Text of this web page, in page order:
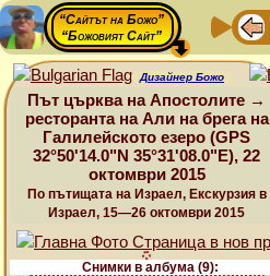
“Сайтът на Божо”
“Божовият Сайт”
Дизайнер Божо
Път църква на Апостолите →
ресторанта на Али на брега на
Галилейското езеро (GPS
32°50'14.0"N 35°31'08.0"E), 22
октомври 2015
По пътищата на Израел, Екскурзия в
Израел, 15—26 октомври 2015
Снимки в албума (9):